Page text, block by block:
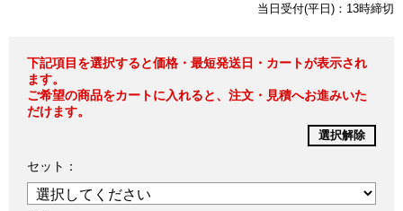
当日受付(平日)：13時締切
下記項目を選択すると価格・最短発送日・カートが表示され
ます。
ご希望の商品をカートに入れると、注文・見積へお進みいた
だけます。
選択解除
セット：